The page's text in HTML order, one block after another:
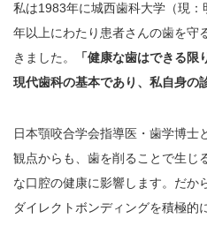
私は1983年に城西歯科大学（現
年以上にわたり患者さんの歯を守
きました。
「健康な歯はできる限
現代歯科の基本であり、私自身の
日本顎咬合学会指導医・歯学博士
観点からも、歯を削ることで生じ
な口腔の健康に影響します。だか
ダイレクトボンディングを積極的